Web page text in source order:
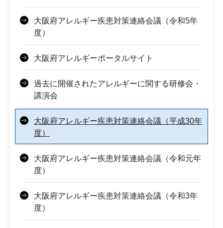
大阪府アレルギー疾患対策連絡会議（令和5年
度）
大阪府アレルギーポータルサイト
過去に開催されたアレルギーに関する研修会・
講演会
大阪府アレルギー疾患対策連絡会議（平成30年
度）
大阪府アレルギー疾患対策連絡会議（令和元年
度）
大阪府アレルギー疾患対策連絡会議（令和3年
度）